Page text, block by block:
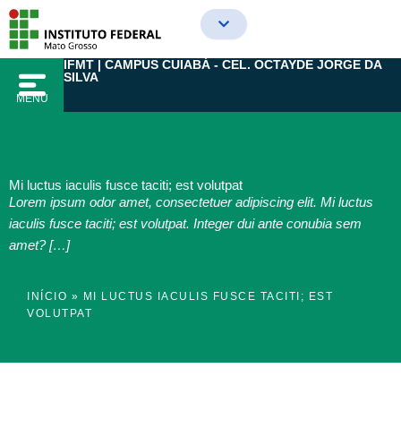
para
conteúdo
MENU
IFMT | CAMPUS CUIABÁ - CEL. OCTAYDE JORGE DA
SILVA
Mi luctus iaculis fusce taciti; est volutpat
Lorem ipsum odor amet, consectetuer adipiscing elit. Mi luctus
iaculis fusce taciti; est volutpat. Integer dui ante conubia sem
amet? […]
INÍCIO » MI LUCTUS IACULIS FUSCE TACITI; EST
VOLUTPAT